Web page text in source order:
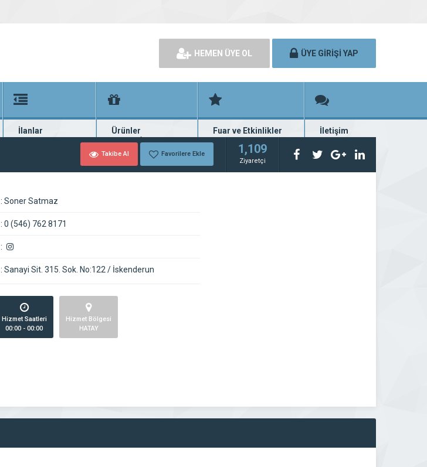
HEMEN ÜYE OL ÜYE GİRİŞİ YAP
İlanlar
Güncel seri ilanlar
Ürünler
Binlerce firma ürünü
Fuar ve Etkinlikler
Fuar ve etkinlik planları
İletişim
Bize ulaşın
Takibe Al Favorilere Ekle 1,109
Ziyaretçi
: Soner Satmaz
: 0 (546) 762 8171
:
: Sanayi Sit. 315. Sok. No:122 / İskenderun
Hizmet Saatleri
00:00 - 00:00
Hizmet Bölgesi
HATAY